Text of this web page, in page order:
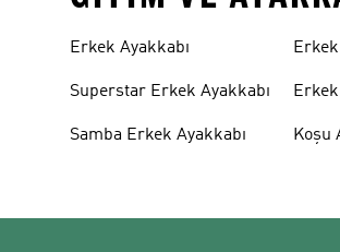
Erkek Ayakkabı
Superstar Erkek Ayakkabı
Samba Erkek Ayakkabı Koşu